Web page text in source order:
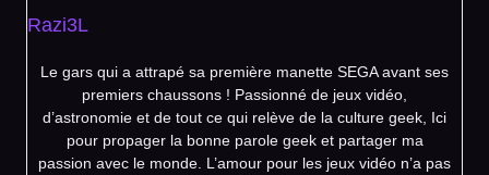
Razi3L
Le gars qui a attrapé sa première manette SEGA avant ses
premiers chaussons ! Passionné de jeux vidéo,
d’astronomie et de tout ce qui relève de la culture geek, Ici
pour propager la bonne parole geek et partager ma
passion avec le monde. L’amour pour les jeux vidéo n’a pas